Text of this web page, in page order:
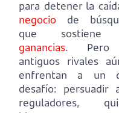
para detener la
negocio de
que sostiene
ganancias.
antiguos rivales
enfrentan a un
desafío: persuadir
reguladores,